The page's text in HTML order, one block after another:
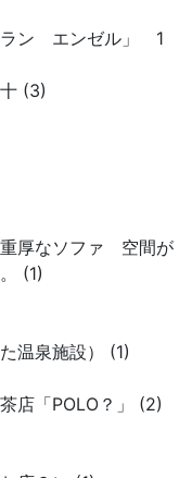
ラン エンゼル」 1
(3)
重厚なソファ 空間が
(1)
温泉施設） (1)
店「POLO？」 (2)